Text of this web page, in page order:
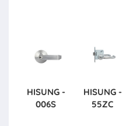
HISUNG -
006S
HISUNG -
55ZC